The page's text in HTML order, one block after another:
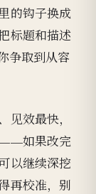
的钩子换成
标题和描述
争取到从容
效最快，
——如果改完
以继续深挖
再校准，别